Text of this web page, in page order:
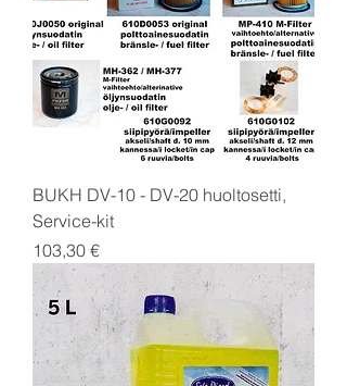
BUKH DV-10 - DV-20 huoltosetti,
Service-kit
Price
103,30 €